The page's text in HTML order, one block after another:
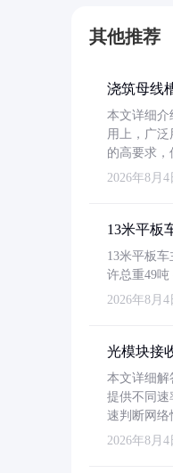
其他推荐
浇筑母线
本文详细介
用上，广
的高要求，
2026年8月4
13米平板
13米平板
许总重49
2026年8月4
光模块接
本文详细解
提供不同速
速判断网络
2026年8月4